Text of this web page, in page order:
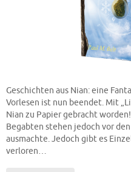
Geschichten aus Nian: eine
Vorlesen ist nun beendet. Mit
Nian zu Papier gebracht
Begabten stehen jedoch vor
ausmachte. Jedoch gibt es
verloren…